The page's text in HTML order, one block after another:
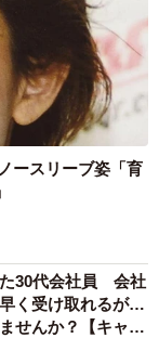
ースリーブ姿「育
30代会社員 会社
く受け取れるが…
せんか？【キャリ